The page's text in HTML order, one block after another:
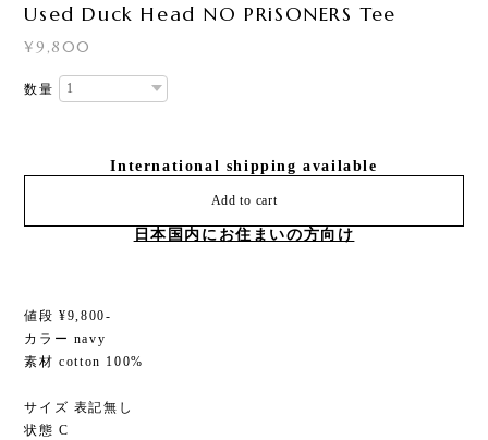
Used Duck Head NO PRiSONERS Tee
¥9,800
数量
International shipping available
Add to cart
日本国内にお住まいの方向け
値段 ¥9,800-
カラー navy
素材 cotton 100%
サイズ 表記無し
状態 C